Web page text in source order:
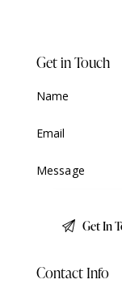
Get in Touch
Contact Info